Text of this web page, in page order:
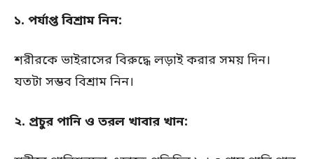
১. পর্যাপ্ত বিশ্রাম নিন:
শরীরকে ভাইরাসের বিরুদ্ধে লড়াই করার সময় দিন।
যতটা সম্ভব বিশ্রাম নিন।
২. প্রচুর পানি ও তরল খাবার খান: